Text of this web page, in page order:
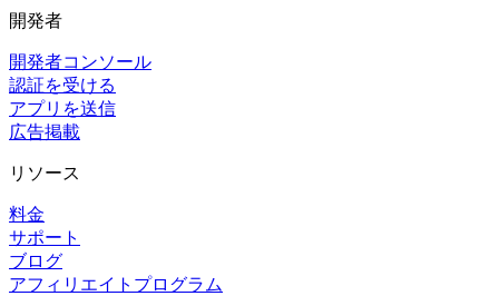
開発者
開発者コンソール
認証を受ける
アプリを送信
広告掲載
リソース
料金
サポート
ブログ
アフィリエイトプログラム